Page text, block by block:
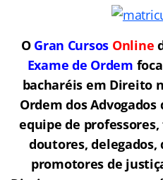
O Gran Cursos Online
Exame de Ordem fo
bacharéis em Direito
Ordem dos Advogados
equipe de
doutores, delegados,
promotores de